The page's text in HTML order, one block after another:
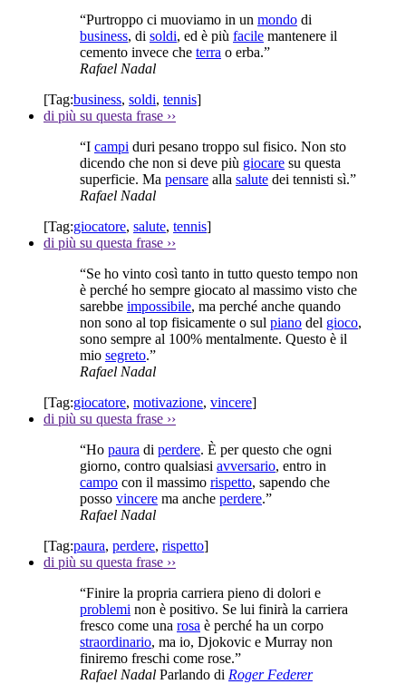
“Purtroppo ci muoviamo in un mondo di
business, di soldi, ed è più facile mantenere il
cemento invece che terra o erba.”
Rafael Nadal
[Tag:business, soldi, tennis]
di più su questa frase ››
“I campi duri pesano troppo sul fisico. Non sto
dicendo che non si deve più giocare su questa
superficie. Ma pensare alla salute dei tennisti sì.”
Rafael Nadal
[Tag:giocatore, salute, tennis]
di più su questa frase ››
“Se ho vinto così tanto in tutto questo tempo non
è perché ho sempre giocato al massimo visto che
sarebbe impossibile, ma perché anche quando
non sono al top fisicamente o sul piano del gioco,
sono sempre al 100% mentalmente. Questo è il
mio segreto.”
Rafael Nadal
[Tag:giocatore, motivazione, vincere]
di più su questa frase ››
“Ho paura di perdere. È per questo che ogni
giorno, contro qualsiasi avversario, entro in
campo con il massimo rispetto, sapendo che
posso vincere ma anche perdere.”
Rafael Nadal
[Tag:paura, perdere, rispetto]
di più su questa frase ››
“Finire la propria carriera pieno di dolori e
problemi non è positivo. Se lui finirà la carriera
fresco come una rosa è perché ha un corpo
straordinario, ma io, Djokovic e Murray non
finiremo freschi come rose.”
Rafael Nadal Parlando di Roger Federer